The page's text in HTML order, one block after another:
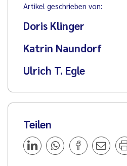
Artikel geschrieben von:
Doris Klinger
Katrin Naundorf
Ulrich T. Egle
Teilen